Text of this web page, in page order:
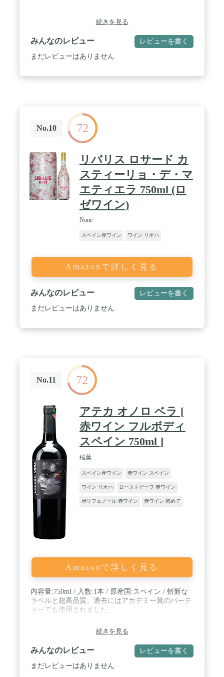
続きを見る
みんなのレビュー レビューを書く
まだレビューはありません
No.10 72
リバリス ロサード カ
スティーリョ・デ・マ
エティエラ 750ml (ロ
ゼワイン)
None
スペイン産ワイン ワイン リオハ
Amazonで詳しく見る
みんなのレビュー レビューを書く
まだレビューはありません
No.11 72
アテカ オノロ ベラ [
赤ワイン フルボディ
スペイン 750ml ]
稲葉
スペイン産ワイン 赤ワイン スペイン
ワイン リオハ ローストビーフ 赤ワイン
ポリフェノール 赤ワイン 赤ワイン 初めて
Amazonで詳しく見る
内容量:750ml / 入数:1本 / 原産国:スペイン / 斬新な
ラベルと超高品質。過去にはアカデミー賞のパーテ
ィーでも使用されました。
続きを見る
みんなのレビュー レビューを書く
まだレビューはありません